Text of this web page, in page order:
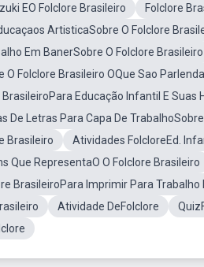
EO Folclore Brasileiro
Folclore
ArtisticaSobre O Folclore
Em BanerSobre O Folclore Brasileiro
O Folclore Brasileiro OQue Sao
Educação Infantil E Suas
De Letras Para Capa De
Brasileiro
Atividades FolcloreEd.
Que RepresentaO O Folclore Brasileiro
BrasileiroPara Imprimir Para Trabalho
Atividade DeFolclore